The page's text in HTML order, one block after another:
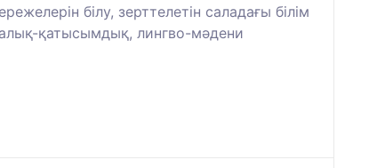
білу, зерттелетін саладағы білім
қатысымдық, лингво-мәдени